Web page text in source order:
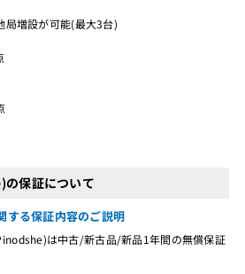
増設が可能(最大3台)
保証について
る保証内容のご説明
は中古/新古品/新品1年間の無償保証